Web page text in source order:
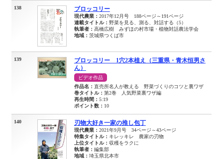
138 ブロッコリー
現代農業： 2017年12月号 188ページ～191ページ
連載タイトル： 野菜を見る、測る、対話する（5）
執筆者： 高橋広樹 みずほの村市場・植物対話農法学会
地域： 茨城県つくば市
139
ブロッコリー 1穴2本植え（三重県・青木恒男さ
ん）
ビデオ作品
作品名： 直売所名人が教える 野菜づくりのコツと裏ワザ
巻タイトル： 第2巻 人気野菜裏ワザ編
再生時間： 5:19
ポイント数： 10
140 刃物大好き一家の推し包丁
現代農業： 2021年9月号 34ページ～43ページ
特集タイトル： キレッキレ 農家の刃物
上位タイトル： 収穫をラクに
執筆者： 編集部
地域： 埼玉県北本市